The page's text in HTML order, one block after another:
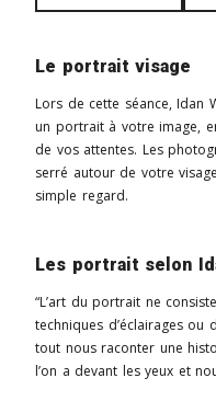
Le portrait visage
Lors de cette séance, Idan
un portrait à votre image,
de vos attentes. Les
serré autour de votre
simple regard.
Les portrait selon
“L’art du portrait ne
techniques d’éclairages
tout nous raconter une
l’on a devant les yeux et